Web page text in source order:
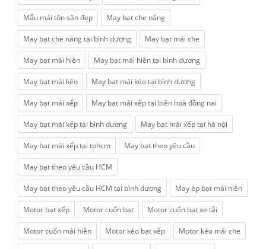
Mẫu mái tôn sân đẹp May bạt che nắng
May bạt che nắng tại bình dương May bạt mái che
May bạt mái hiên May bạt mái hiên tại bình dương
May bạt mái kéo May bạt mái kéo tại bình dương
May bạt mái xếp May bạt mái xếp tại biên hoà đồng nai
May bạt mái xếp tại bình dương May bạt mái xếp tại hà nội
May bạt mái xếp tại tphcm May bạt theo yêu cầu
May bạt theo yêu cầu HCM
May bạt theo yêu cầu HCM tại bình dương May ép bạt mái hiên
Motor bạt xếp Motor cuốn bạt Motor cuốn bạt xe tải
Motor cuốn mái hiên Motor kéo bạt xếp Motor kéo mái che